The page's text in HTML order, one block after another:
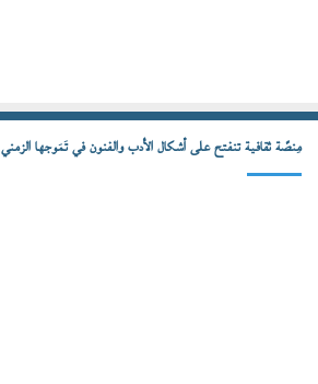
مِنصّة ثقافية تنفتح على أشكال الأدب والفنون في تَمَوجها الزمني